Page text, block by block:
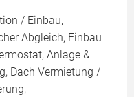
/ Einbau,
Abgleich, Einbau
Anlage &
Dach Vermietung /